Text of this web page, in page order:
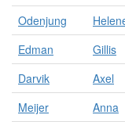
Odenjung
Edman
Gillis
Darvik
Axel
Meijer
Anna